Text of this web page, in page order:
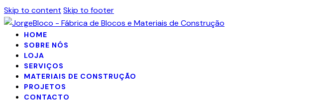
Skip to content Skip to footer
HOME
SOBRE NÓS
LOJA
SERVIÇOS
MATERIAIS DE CONSTRUÇÃO
PROJETOS
CONTACTO